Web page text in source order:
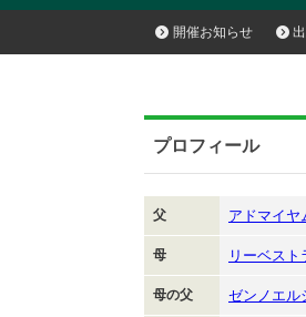
開催お知らせ
プロフィール
父 アドマイヤ
母 リーベスト
母の父 ゼンノエル